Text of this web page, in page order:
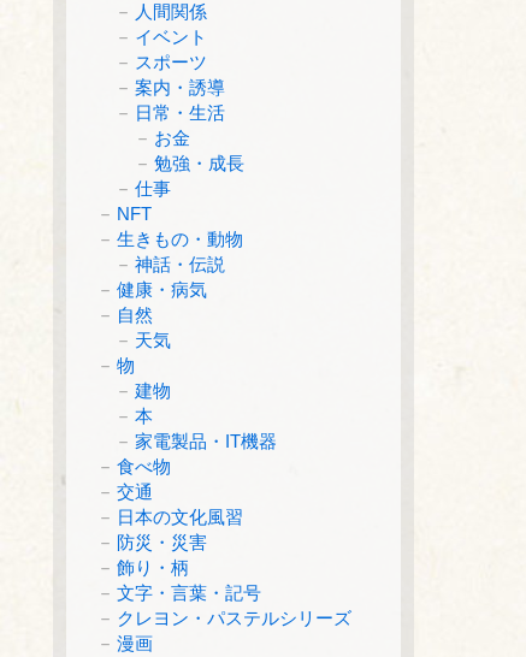
人間関係
イベント
スポーツ
案内・誘導
日常・生活
お金
勉強・成長
仕事
NFT
生きもの・動物
神話・伝説
健康・病気
自然
天気
物
建物
本
家電製品・IT機器
食べ物
交通
日本の文化風習
防災・災害
飾り・柄
文字・言葉・記号
クレヨン・パステルシリーズ
漫画